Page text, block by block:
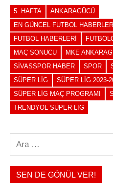
5. HAFTA
ANKARAGÜCÜ
EN GÜNCEL FUTBOL
FUTBOL HABERLERI
MAÇ SONUCU
MKE
SIVASSPOR HABER
SPOR
SÜPER LIG
SÜPER LIG 2023-
SÜPER LIG MAÇ PROGRAMI
TRENDYOL SÜPER LIG
SEN DE GÖNÜL VER!